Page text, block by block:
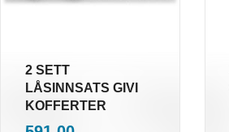
2 SETT
LÅSINNSATS GIVI
KOFFERTER